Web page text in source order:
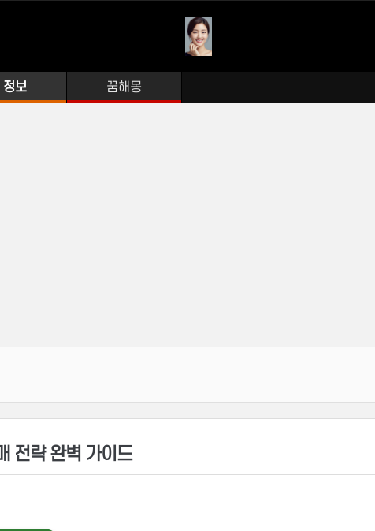
정보 꿈해몽
전략 완벽 가이드